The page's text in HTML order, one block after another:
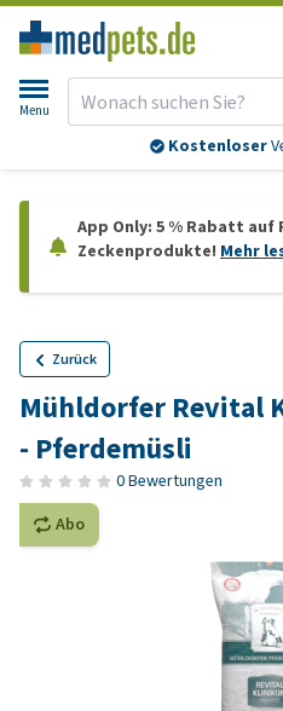
Menu
Kostenloser
App Only: 5 % Rabatt auf
Zeckenprodukte! Mehr
Zurück
Mühldorfer Revital
- Pferdemüsli
0 Bewertungen
Abo